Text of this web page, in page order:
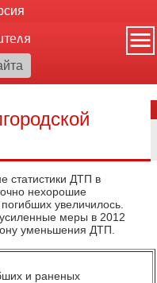
статистики ДТП в
нехорошие
увеличилось.
меры в 2012
уменьшения ДТП.
и раненых